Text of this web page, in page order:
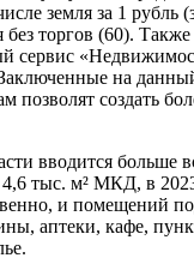
земля за 1 рубль
без торгов (60).
сервис
на
позволят создать
вводится больше
тыс. м² МКД, в
и помещений
аптеки, кафе,